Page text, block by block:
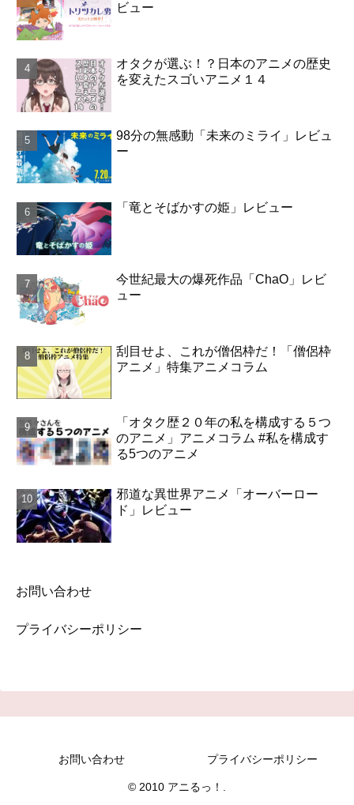
ビュー
オタクが選ぶ！？日本のアニメの歴史
を変えたスゴいアニメ１４
98分の無感動「未来のミライ」レビュ
ー
「竜とそばかすの姫」レビュー
今世紀最大の爆死作品「ChaO」レビ
ュー
刮目せよ、これが僧侶枠だ！「僧侶枠
アニメ」特集アニメコラム
「オタク歴２０年の私を構成する５つ
のアニメ」アニメコラム #私を構成す
る5つのアニメ
邪道な異世界アニメ「オーバーロー
ド」レビュー
お問い合わせ
プライバシーポリシー
お問い合わせ プライバシーポリシー
© 2010 アニるっ！.